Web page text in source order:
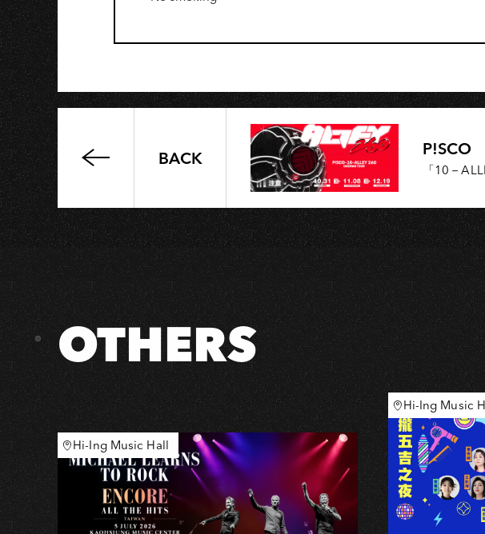
系：
超
營
養
學
分
VOL.1
｜
有
一
首
台
語
歌
BACK P!SCO
「10－
OTHERS
Hi-Ing Music Hall
Hi-Ing Music